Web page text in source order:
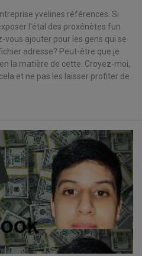
yvelines références. Si
l'étal des proxénètes fun
vous ajouter pour les gens qui se
adresse? Peut-être que je
la matière de cette. Croyez-moi,
et ne pas les laisser profiter de